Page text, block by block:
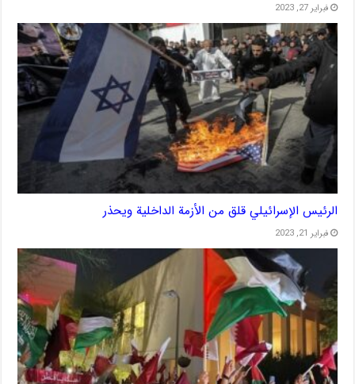
فبراير 27, 2023
الرئيس الإسرائيلي قلق من الأزمة الداخلية ويحذر
فبراير 21, 2023